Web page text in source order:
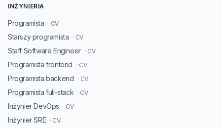
INŻYNIERIA
Programista · CV
Starszy programista · CV
Staff Software Engineer · CV
Programista frontend · CV
Programista backend · CV
Programista full-stack · CV
Inżynier DevOps · CV
Inżynier SRE · CV